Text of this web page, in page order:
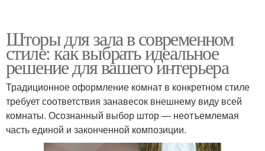
Шторы для зала в современном
стиле: как выбрать идеальное
решение для вашего интерьера
Традиционное оформление комнат в конкретном стиле
требует соответствия занавесок внешнему виду всей
комнаты. Осознанный выбор штор — неотъемлемая
часть единой и законченной композиции.